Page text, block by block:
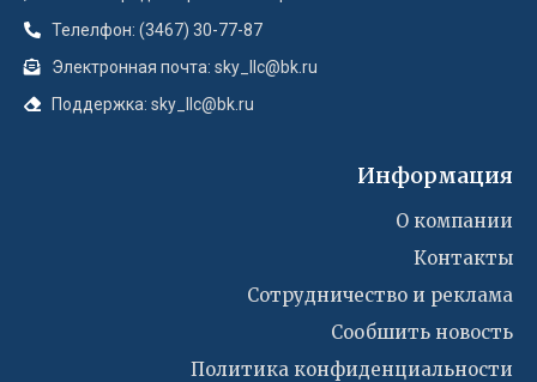
Телелфон: (3467) 30-77-87
Электронная почта: sky_llc@bk.ru
Поддержка: sky_llc@bk.ru
Информация
О компании
Контакты
Сотрудничество и реклама
Сообшить новость
Политика конфиденциальности